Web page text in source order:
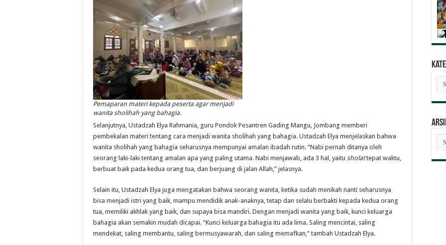
Pemaparan materi kepada peserta agar menjadi
wanita sholihah yang bahagia.
Selanjutnya, Ustadzah Elya Rahmania, guru Pondok Pesantren Gading Mangu, Jombang memberi
pembekalan materi tentang cara menjadi wanita sholihah yang bahagia. Ustadzah Elya menjelaskan bahwa
wanita sholihah yang bahagia seharusnya mempunyai amalan ibadah rutin. “Nabi pernah ditanya oleh
seorang laki-laki tentang amalan apa yang paling utama. Nabi menjawab, ada 3 hal, yaitu sholattepat waktu,
berbuat baik pada kedua orang tua, dan berjuang di jalan Allah,” jelasnya.
Selain itu, Ustadzah Elya juga mengatakan bahwa seorang wanita, ketika sudah menikah nanti seharusnya
bisa menjadi istri yang baik, mampu mendidik anak-anaknya, tetap dan selalu berbakti kepada kedua orang
tua, memiliki akhlak yang baik, dan supaya bisa mandiri. Dengan menjadi wanita yang baik, kunci keluarga
bahagia akan semakin mudah dicapai. “Kunci keluarga bahagia itu ada lima. Saling mencintai, saling
mendekat, saling membantu, saling bermusyawarah, dan saling memafkan,” tambah Ustadzah Elya.